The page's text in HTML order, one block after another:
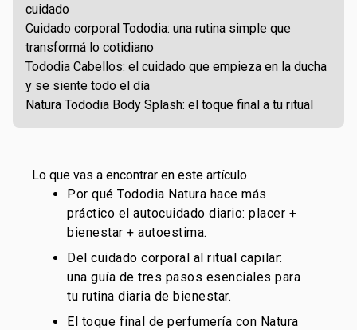
cuidado
Cuidado corporal Tododia: una rutina simple que
transformá lo cotidiano
Tododia Cabellos: el cuidado que empieza en la ducha
y se siente todo el día
Natura Tododia Body Splash: el toque final a tu ritual
Lo que vas a encontrar en este artículo
Por qué Tododia Natura hace más
práctico el autocuidado diario: placer +
bienestar + autoestima.
Del cuidado corporal al ritual capilar:
una guía de tres pasos esenciales para
tu rutina diaria de bienestar.
El toque final de perfumería con Natura